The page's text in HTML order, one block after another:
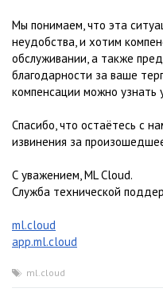
Мы понимаем, что эта
неудобства, и хотим
обслуживании, а также
благодарности за ваше
компенсации можно узнать
Спасибо, что остаётесь с
извинения за
С уважением, ML Cloud.
Служба технической
ml.cloud
app.ml.cloud
ml.cloud